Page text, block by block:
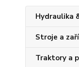
Hydraulika
Stroje a
Traktory a